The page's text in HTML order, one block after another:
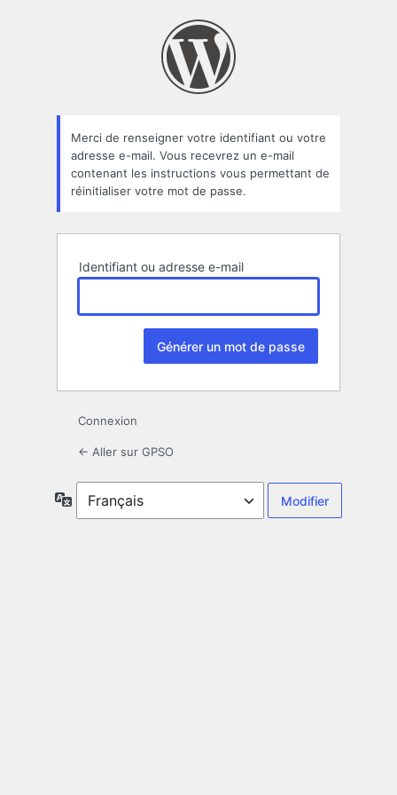
oublié
Merci de renseigner votre identifiant ou votre
adresse e-mail. Vous recevrez un e-mail
contenant les instructions vous permettant de
réinitialiser votre mot de passe.
Identifiant ou adresse e-mail
Connexion
← Aller sur GPSO
Langue